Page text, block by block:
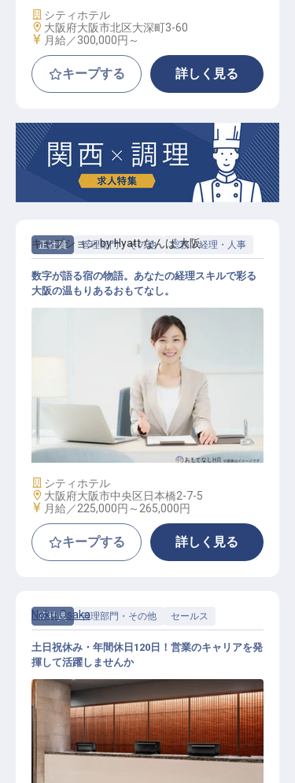
施設業態
シティホテル
勤務地
大阪府大阪市北区大深町3-60
給与
月給／300,000円～
キープする 詳しく見る
正社員 管理部門・その他 総務・経理・人事
キャプション by Hyatt なんば 大阪
数字が語る宿の物語。あなたの経理スキルで彩る
大阪の温もりあるおもてなし。
施設業態
シティホテル
勤務地
大阪府大阪市中央区日本橋2-7-5
給与
月給／225,000円～ 265,000円
キープする 詳しく見る
正社員 管理部門・その他 セールス
Noku Osaka
土日祝休み・年間休日120日！営業のキャリアを発
揮して活躍しませんか